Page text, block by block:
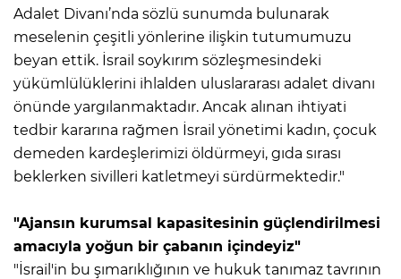
Adalet Divanı’nda sözlü sunumda bulunarak
meselenin çeşitli yönlerine ilişkin tutumumuzu
beyan ettik. İsrail soykırım sözleşmesindeki
yükümlülüklerini ihlalden uluslararası adalet divanı
önünde yargılanmaktadır. Ancak alınan ihtiyati
tedbir kararına rağmen İsrail yönetimi kadın, çocuk
demeden kardeşlerimizi öldürmeyi, gıda sırası
beklerken sivilleri katletmeyi sürdürmektedir."
"Ajansın kurumsal kapasitesinin güçlendirilmesi
amacıyla yoğun bir çabanın içindeyiz"
"İsrail'in bu şımarıklığının ve hukuk tanımaz tavrının